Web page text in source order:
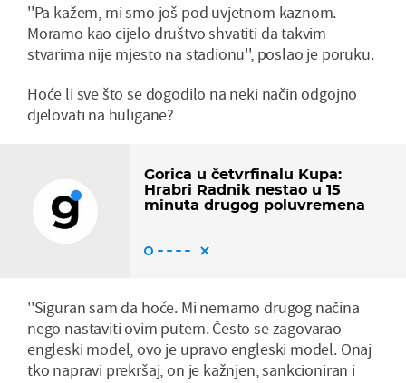
''Pa kažem, mi smo još pod uvjetnom kaznom.
Moramo kao cijelo društvo shvatiti da takvim
stvarima nije mjesto na stadionu'', poslao je poruku.
Hoće li sve što se dogodilo na neki način odgojno
djelovati na huligane?
Gorica u četvrfinalu Kupa:
Hrabri Radnik nestao u 15
minuta drugog poluvremena
''Siguran sam da hoće. Mi nemamo drugog načina
nego nastaviti ovim putem. Često se zagovarao
engleski model, ovo je upravo engleski model. Onaj
tko napravi prekršaj, on je kažnjen, sankcioniran i